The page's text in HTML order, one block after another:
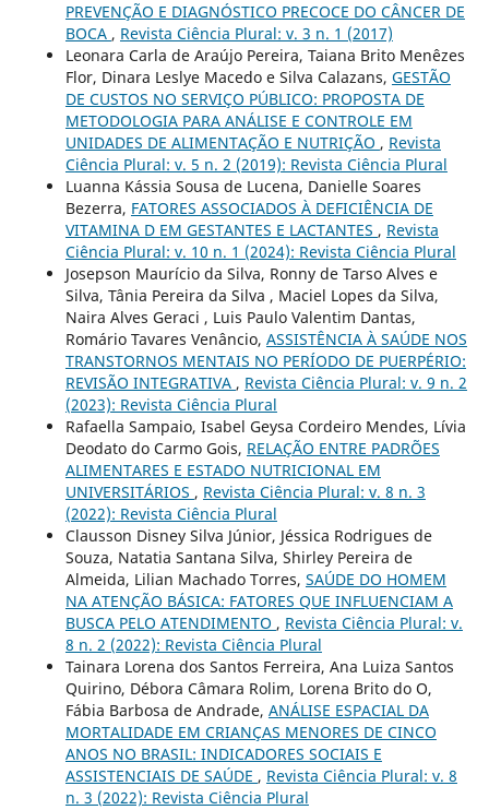
PREVENÇÃO E DIAGNÓSTICO PRECOCE DO CÂNCER DE
BOCA , Revista Ciência Plural: v. 3 n. 1 (2017)
Leonara Carla de Araújo Pereira, Taiana Brito Menêzes
Flor, Dinara Leslye Macedo e Silva Calazans, GESTÃO
DE CUSTOS NO SERVIÇO PÚBLICO: PROPOSTA DE
METODOLOGIA PARA ANÁLISE E CONTROLE EM
UNIDADES DE ALIMENTAÇÃO E NUTRIÇÃO , Revista
Ciência Plural: v. 5 n. 2 (2019): Revista Ciência Plural
Luanna Kássia Sousa de Lucena, Danielle Soares
Bezerra, FATORES ASSOCIADOS À DEFICIÊNCIA DE
VITAMINA D EM GESTANTES E LACTANTES , Revista
Ciência Plural: v. 10 n. 1 (2024): Revista Ciência Plural
Josepson Maurício da Silva, Ronny de Tarso Alves e
Silva, Tânia Pereira da Silva , Maciel Lopes da Silva,
Naira Alves Geraci , Luis Paulo Valentim Dantas,
Romário Tavares Venâncio, ASSISTÊNCIA À SAÚDE NOS
TRANSTORNOS MENTAIS NO PERÍODO DE PUERPÉRIO:
REVISÃO INTEGRATIVA , Revista Ciência Plural: v. 9 n. 2
(2023): Revista Ciência Plural
Rafaella Sampaio, Isabel Geysa Cordeiro Mendes, Lívia
Deodato do Carmo Gois, RELAÇÃO ENTRE PADRÕES
ALIMENTARES E ESTADO NUTRICIONAL EM
UNIVERSITÁRIOS , Revista Ciência Plural: v. 8 n. 3
(2022): Revista Ciência Plural
Clausson Disney Silva Júnior, Jéssica Rodrigues de
Souza, Natatia Santana Silva, Shirley Pereira de
Almeida, Lilian Machado Torres, SAÚDE DO HOMEM
NA ATENÇÃO BÁSICA: FATORES QUE INFLUENCIAM A
BUSCA PELO ATENDIMENTO , Revista Ciência Plural: v.
8 n. 2 (2022): Revista Ciência Plural
Tainara Lorena dos Santos Ferreira, Ana Luiza Santos
Quirino, Débora Câmara Rolim, Lorena Brito do O,
Fábia Barbosa de Andrade, ANÁLISE ESPACIAL DA
MORTALIDADE EM CRIANÇAS MENORES DE CINCO
ANOS NO BRASIL: INDICADORES SOCIAIS E
ASSISTENCIAIS DE SAÚDE , Revista Ciência Plural: v. 8
n. 3 (2022): Revista Ciência Plural